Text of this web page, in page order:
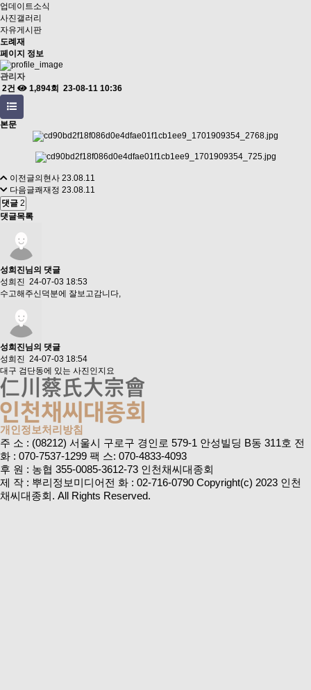
업데이트소식
사진갤러리
자유게시판
도례재
페이지 정보
관리자
2건
1,894회 23-08-11 10:36
본문
이전글의현사 23.08.11
다음글쾌재정 23.08.11
댓글 2
댓글목록
성희진님의 댓글
성희진 24-07-03 18:53
수고해주신덕분에 잘보고감니다,
성희진님의 댓글
성희진 24-07-03 18:54
대구 검단동에 있는 사진인지요
개인정보처리방침
주 소 : (08212) 서울시 구로구 경인로 579-1 안성빌딩 B동 311호 전
화 : 070-7537-1299 팩 스: 070-4833-4093
후 원 : 농협 355-0085-3612-73 인천채씨대종회
제 작 : 뿌리정보미디어전 화 : 02-716-0790 Copyright(c) 2023 인천
채씨대종회. All Rights Reserved.